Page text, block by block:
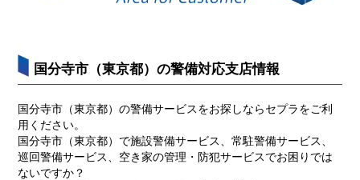
国分寺市（東京都）の警備対応支店情報
国分寺市（東京都）の警備サービスをお探しならセプラをご利
用ください。
国分寺市（東京都）で施設警備サービス、常駐警備サービス、
巡回警備サービス、空き家の管理・防犯サービスでお困りでは
ないですか？